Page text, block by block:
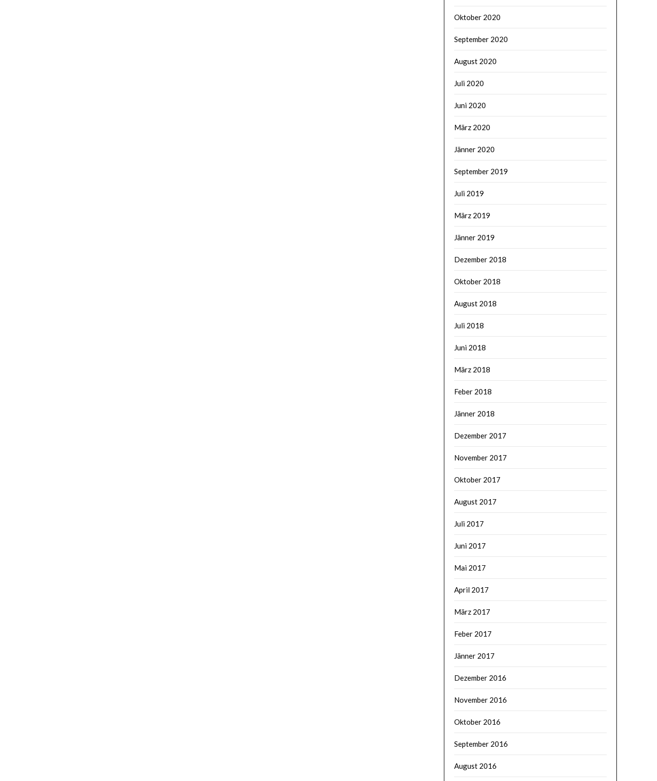
Oktober 2020
September 2020
August 2020
Juli 2020
Juni 2020
März 2020
Jänner 2020
September 2019
Juli 2019
März 2019
Jänner 2019
Dezember 2018
Oktober 2018
August 2018
Juli 2018
Juni 2018
März 2018
Feber 2018
Jänner 2018
Dezember 2017
November 2017
Oktober 2017
August 2017
Juli 2017
Juni 2017
Mai 2017
April 2017
März 2017
Feber 2017
Jänner 2017
Dezember 2016
November 2016
Oktober 2016
September 2016
August 2016